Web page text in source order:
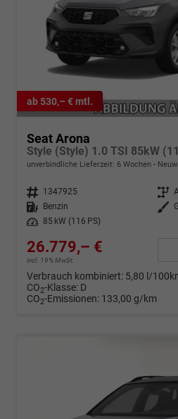
ab 530,– € mtl.
Seat Arona
Style (Style) 1.0 TSI 85kW
unverbindliche Lieferzeit: 6 Wochen
Fahrzeugnr. 1347925 Getriebe
Kraftstoff
Benzin Außenfarbe
Leistung
85 kW (116 PS)
26.779,– €
incl. 19% MwSt.
Verbrauch kombiniert: 5,80 l/
CO2-Klasse: D
CO2-Emissionen: 133,00 g/km